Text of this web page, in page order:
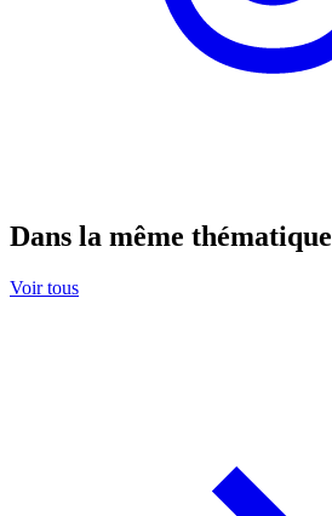
Dans la même thématique
Voir tous